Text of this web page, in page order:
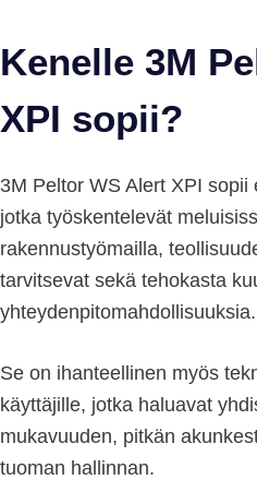
Kenelle 3M
XPI sopii?
3M Peltor WS Alert XPI
jotka työskentelevät
rakennustyömailla,
tarvitsevat sekä tehokasta
yhteydenpitomahdollisuuksia.
Se on ihanteellinen myös
käyttäjille, jotka haluavat
mukavuuden, pitkän
tuoman hallinnan.